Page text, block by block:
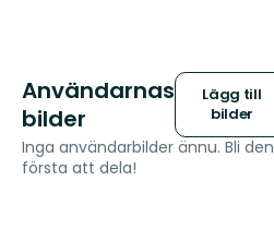
Användarnas
bilder
Lägg till
bilder
Inga användarbilder ännu. Bli den
första att dela!